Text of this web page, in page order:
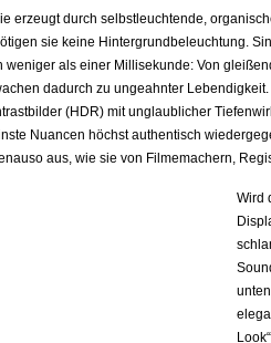
erzeugt durch selbstleuchtende,
sie keine Hintergrundbeleuchtung.
weniger als einer Millisekunde: Von
dadurch zu ungeahnter
(HDR) mit unglaublicher
Nuancen höchst authentisch
aus, wie sie von Filmemachern,
Wird